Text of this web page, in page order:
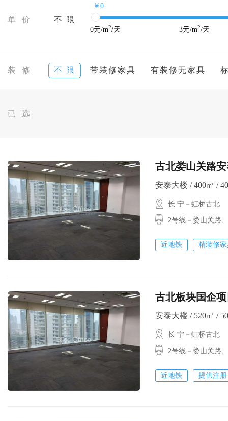
单 价 不 限
￥0
0元/m2/天 3元/m2/天
装 修 不 限 带装修家具 有装修无家具
已 选
古北娄山关路
安泰大楼 / 400㎡ / 40
长 宁－虹桥古北
2号线－娄山关路
近地铁 精装修
古北板块国企
安泰大楼 / 520㎡ / 50
长 宁－虹桥古北
2号线－娄山关路
近地铁 提供注册